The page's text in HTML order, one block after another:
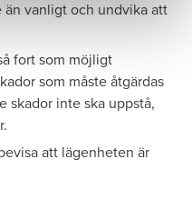
vanligt och undvika att
fort som möjligt
som måste åtgärdas
skador inte ska uppstå,
att lägenheten är